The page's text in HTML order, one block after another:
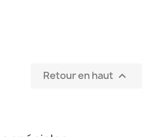
Retour en haut 